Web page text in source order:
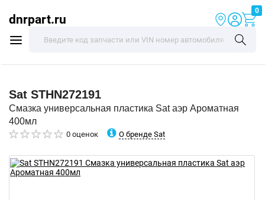
dnrpart.ru
0
Sat STHN272191
Смазка универсальная пластика Sat аэр Ароматная
400мл
0 оценок О бренде Sat